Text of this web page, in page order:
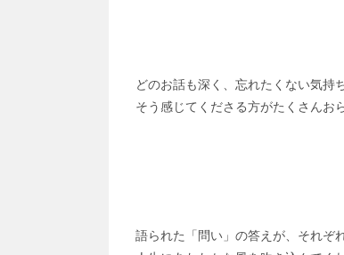
どのお話も深く、忘れたくない気持
そう感じてくださる方がたくさんお
語られた「問い」の答えが、それぞ